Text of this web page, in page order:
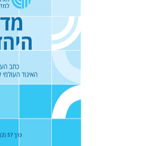
טובה גנזל
וייס
הנחת אתר